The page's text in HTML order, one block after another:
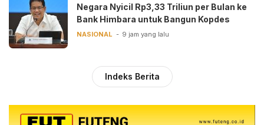
Negara Nyicil Rp3,33 Triliun per Bulan ke
Bank Himbara untuk Bangun Kopdes
NASIONAL 9 jam yang lalu
Indeks Berita